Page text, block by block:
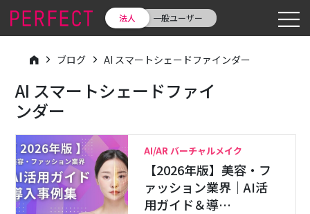
法人 一般ユーザー
ブログ AI スマートシェードファインダー
AI スマートシェードファイ
ンダー
AI/AR バーチャルメイク
【2026年版】美容・フ
ァッション業界｜AI活
用ガイド＆導…